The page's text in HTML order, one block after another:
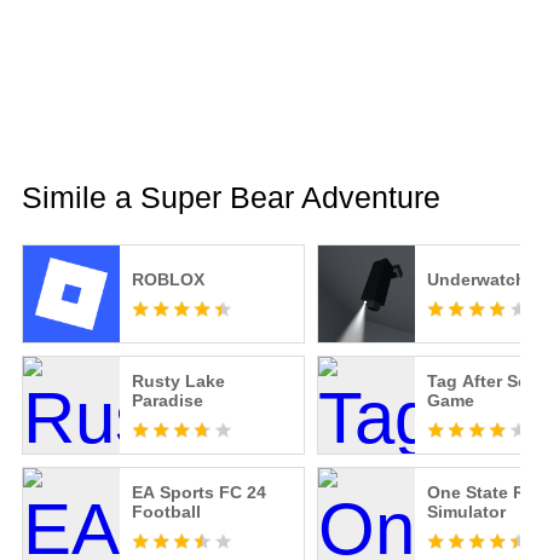
Simile a Super Bear Adventure
ROBLOX Underwatch
Rusty Lake
Paradise
Tag After
Game
EA Sports FC 24
Football
One State RP
Simulator